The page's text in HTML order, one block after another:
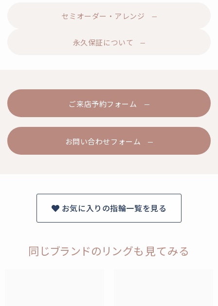
セミオーダー・アレンジ
永久保証について
ご来店予約フォーム
お問い合わせフォーム
お気に入りの指輪一覧を見る
同じブランドのリングも見てみる